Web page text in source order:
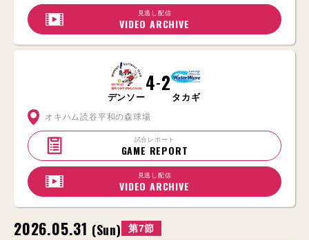
見逃し配信
VIDEO ARCHIVE
デンソー
4-2
タカギ
オキハム読谷平和の森球場
試合レポート
GAME REPORT
見逃し配信
VIDEO ARCHIVE
2026.05.31 (Sun) 第7節